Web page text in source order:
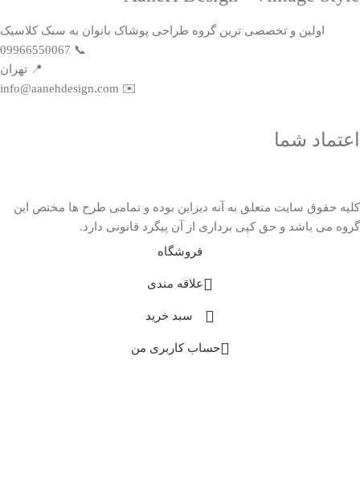
اولین و تخصصی ترین گروه طراحی پوشاک بانوان به سبک کلاسیک
📞 09966550067
📍 تهران
✉️
info@aanehdesign.com
اعتماد شما
کلیه حقوق سایت متعلق به آنه دیزاین بوده و تمامی طرح ها مختص این
گروه می باشد و حق کپی برداری از آن پیگرد قانونی دارد.
فروشگاه
علاقه مندی
سبد خرید
حساب کاربری من